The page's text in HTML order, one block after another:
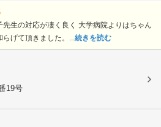
生の対応が凄く良く 大学病院よりはちゃん
らげて頂きました。...続きを読む
19号